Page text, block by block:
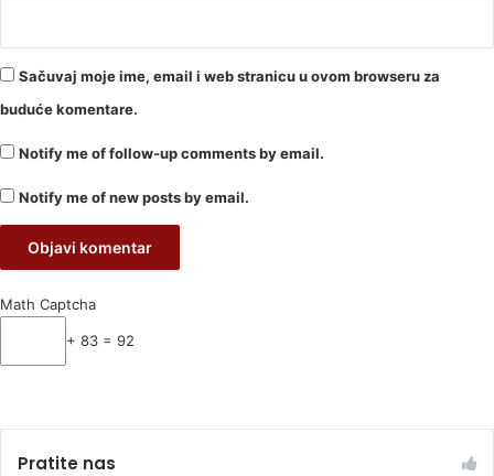
Sačuvaj moje ime, email i web stranicu u ovom browseru za
buduće komentare.
Notify me of follow-up comments by email.
Notify me of new posts by email.
Math Captcha
+ 83 = 92
Pratite nas